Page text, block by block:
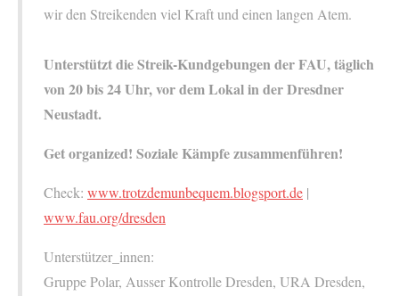
wir den Streikenden viel Kraft und einen langen Atem.
Unterstützt die Streik-Kundgebungen der FAU, täglich
von 20 bis 24 Uhr, vor dem Lokal in der Dresdner
Neustadt.
Get organized! Soziale Kämpfe zusammenführen!
Check: www.trotzdemunbequem.blogsport.de |
www.fau.org/dresden
Unterstützer_innen:
Gruppe Polar, Ausser Kontrolle Dresden, URA Dresden,